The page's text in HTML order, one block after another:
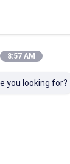
8:57 AM
you looking for?